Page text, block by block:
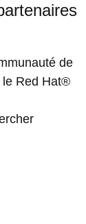
de
le Red Hat®